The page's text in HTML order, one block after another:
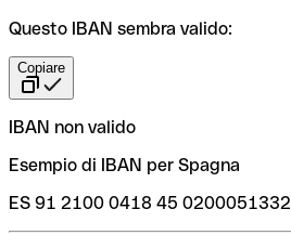
Questo IBAN sembra valido:
Copiare
IBAN non valido
Esempio di IBAN per Spagna
ES 91 2100 0418 45 0200051332